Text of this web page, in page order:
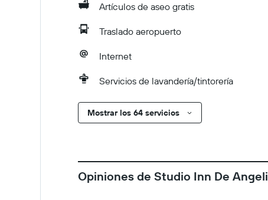
Artículos de aseo gratis
Traslado aeropuerto
Internet
Servicios de lavandería/tintorería
Mostrar los 64 servicios
Opiniones de Studio Inn De Angeli